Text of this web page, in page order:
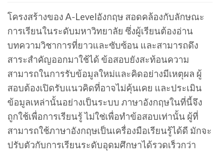
โครงสร้างของ A-Levelอังกฤษ สอดคล้องกับลักษณะ
การเรียนในระดับมหาวิทยาลัย ซึ่งผู้เรียนต้องอ่าน
บทความวิชาการที่ยาวและซับซ้อน และสามารถดึง
สาระสำคัญออกมาใช้ได้ ข้อสอบยังสะท้อนความ
สามารถในการรับข้อมูลใหม่และคิดอย่างมีเหตุผล ผู้
สอบต้องเปิดรับแนวคิดที่อาจไม่คุ้นเคย และประเมิน
ข้อมูลเหล่านั้นอย่างเป็นระบบ ภาษาอังกฤษในที่นี้จึง
ถูกใช้เพื่อการเรียนรู้ ไม่ใช่เพื่อทำข้อสอบเท่านั้น ผู้ที่
สามารถใช้ภาษาอังกฤษเป็นเครื่องมือเรียนรู้ได้ดี มักจะ
ปรับตัวกับการเรียนระดับอุดมศึกษาได้รวดเร็วกว่า